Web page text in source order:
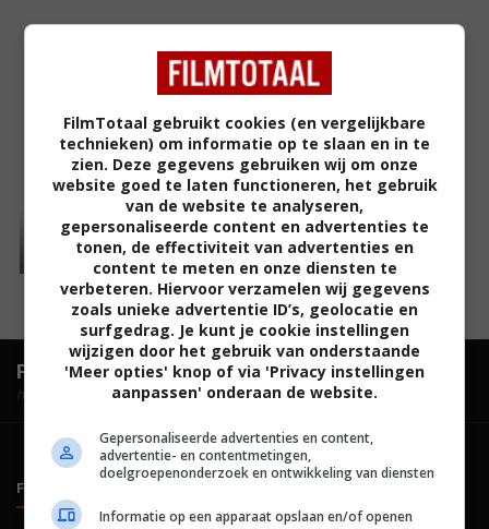
FilmTotaal.Hét online filmoverzicht.
hosted by
FILMTOTAAL
FilmTotaal gebruikt cookies (en vergelijkbare
technieken) om informatie op te slaan en in te
zien. Deze gegevens gebruiken wij om onze
website goed te laten functioneren, het gebruik
van de website te analyseren,
gepersonaliseerde content en advertenties te
tonen, de effectiviteit van advertenties en
content te meten en onze diensten te
verbeteren. Hiervoor verzamelen wij gegevens
zoals unieke advertentie ID’s, geolocatie en
surfgedrag. Je kunt je cookie instellingen
wijzigen door het gebruik van onderstaande
'Meer opties' knop of via 'Privacy instellingen
aanpassen' onderaan de website.
Gepersonaliseerde advertenties en content,
advertentie- en contentmetingen,
doelgroepenonderzoek en ontwikkeling van diensten
Informatie op een apparaat opslaan en/of openen